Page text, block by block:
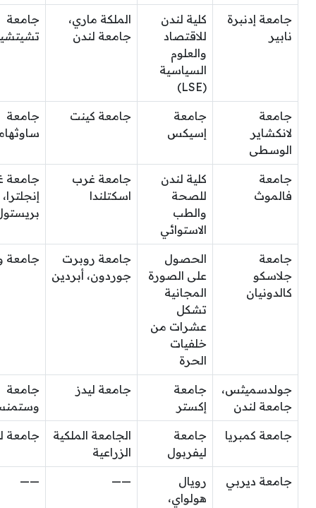
جامعة إدنبرة
نابير
كلية لندن
للاقتصاد
والعلوم
السياسية
(LSE)
الملكة ماري،
جامعة لندن
جامعة
جامعة
لانكشاير
الوسطى
جامعة
إسيكس
جامعة كينت
جامعة
جامعة
فالموث
كلية لندن
للصحة
والطب
الاستوائي
جامعة غرب
اسكتلندا
جامعة
إنجلترا،
جامعة
جلاسكو
كالدونيان
الحصول
على الصورة
المجانية
تشكل
عشرات من
خلفيات
الحرة
جامعة روبرت
جوردون، أبردين
جامعة
جولدسميثس،
جامعة لندن
جامعة
إكستر
جامعة ليدز
جامعة
جامعة كمبريا
جامعة
ليفربول
الجامعة الملكية
الزراعية
جامعة
جامعة ديربي
رويال
هولواي،
——
——